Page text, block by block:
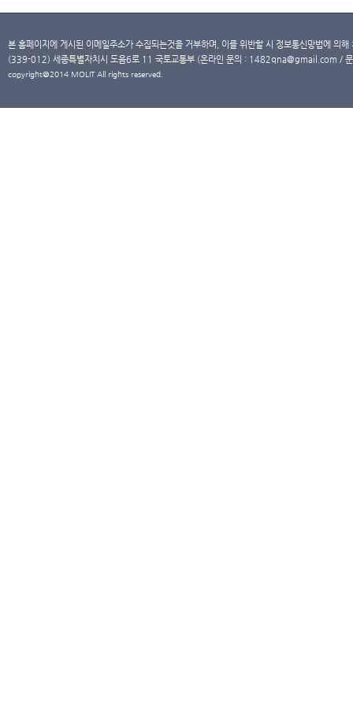
본 홈페이지에 게시된 이메일주소가 수집되는것을 거부하며, 이를 위반할 시 정보통신망법에 의
(339-012) 세종특별자치시 도움6로 11 국토교통부 (온라인 문의 : 1482qna@gmail.com /
copyright@2014 MOLIT All rights reserved.